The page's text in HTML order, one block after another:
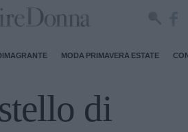
MODA PRIMAVERA ESTATE
di